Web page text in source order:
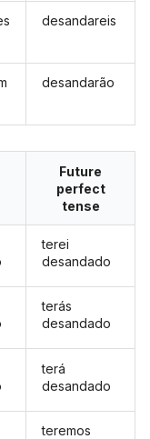
desandareis
desandarão
Future
perfect
tense
terei
desandado
terás
desandado
terá
desandado
teremos